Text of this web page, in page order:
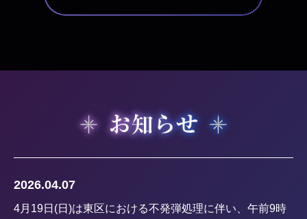
2026.04.07
4月19日(日)は東区における不発弾処理に伴い、午前9時